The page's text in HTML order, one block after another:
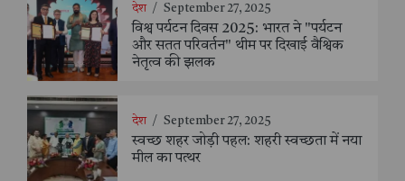
देश / September 27, 2025
विश्व पर्यटन दिवस 2025: भारत ने "पर्यटन
और सतत परिवर्तन" थीम पर दिखाई वैश्विक
नेतृत्व की झलक
देश / September 27, 2025
स्वच्छ शहर जोड़ी पहल: शहरी स्वच्छता में नया
मील का पत्थर